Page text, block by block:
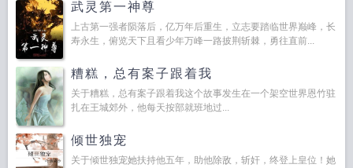
武灵第一神尊
上古第一强者陨落后，亿万年后重生，立志要踏临世界巅峰，长
寿永生，俯览天下且看少年万峰一路披荆斩棘，勇往直前...
糟糕，总有案子跟着我
关于糟糕，总有案子跟着我这个故事发生在一个架空世界恩竹驻
扎在王城郊外，他每天按部就班地过...
倾世独宠
关于倾世独宠她扶持他五年，助他除敌，斩奸，终登上皇位！她